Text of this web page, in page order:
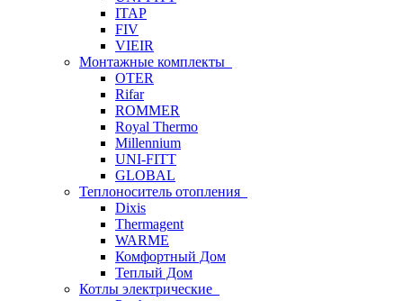
ITAP
FIV
VIEIR
Монтажные комплекты
OTER
Rifar
ROMMER
Royal Thermo
Millennium
UNI-FITT
GLOBAL
Теплоноситель отопления
Dixis
Thermagent
WARME
Комфортный Дом
Теплый Дом
Котлы электрические